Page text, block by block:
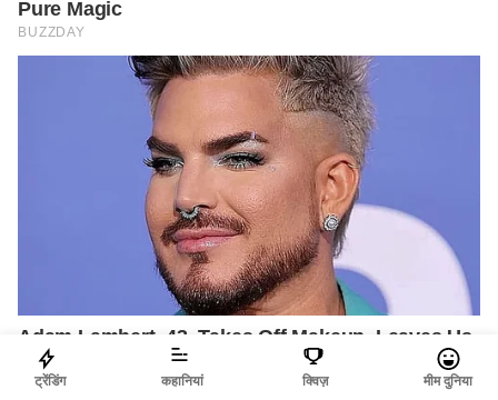
ट्रेंडिंग कहानियां क्विज़ मीम दुनिया